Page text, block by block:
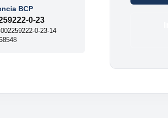
BCP
0-23
0-23-14